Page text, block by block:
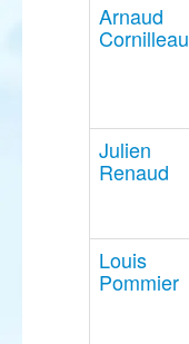
Arnaud
Cornilleau
Julien
Renaud
Louis
Pommier